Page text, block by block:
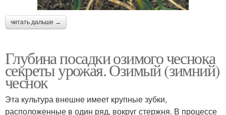
читать дальше →
Глубина посадки озимого чеснока
секреты урожая. Озимый (зимний)
чеснок
Эта культура внешне имеет крупные зубки,
расположенные в один ряд, вокруг стержня. В процессе